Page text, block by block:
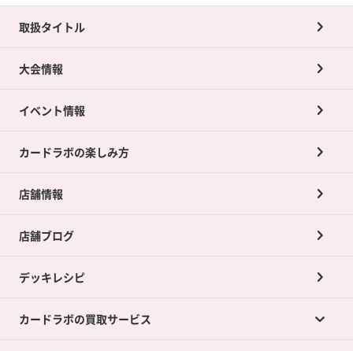
取扱タイトル
大会情報
イベント情報
カードラボの楽しみ方
店舗情報
店舗ブログ
デッキレシピ
カードラボの買取サービス